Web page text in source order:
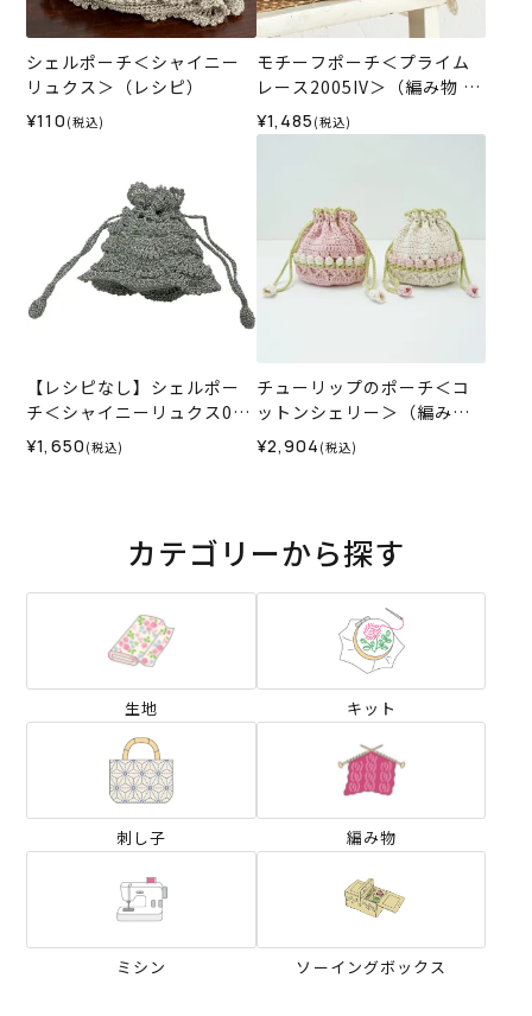
シェルポーチ＜シャイニー
リュクス＞（レシピ）
¥110 (税込)
モチーフポーチ＜プライム
レース2005IV＞（編み物 材
料セット）
¥1,485 (税込)
【レシピなし】シェルポー
チ＜シャイニーリュクス02S
I＞（編み物 材料セット）
¥1,650 (税込)
チューリップのポーチ＜コ
ットンシェリー＞（編み物
材料セット）
¥2,904 (税込)
カテゴリーから探す
生地 キット
刺し子 編み物
ミシン ソーイングボックス